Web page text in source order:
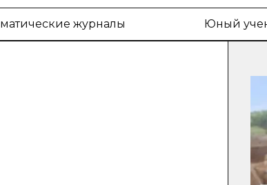
журналы Юный